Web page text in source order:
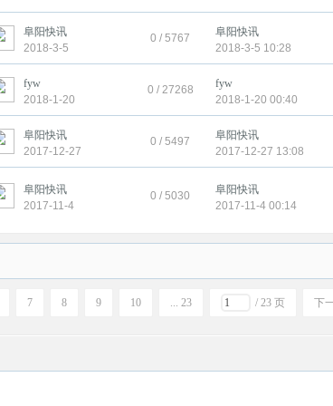
阜阳快讯
2018-3-5
0 / 5767
阜阳快讯
2018-3-5 10:28
fyw
2018-1-20
0 / 27268
fyw
2018-1-20 00:40
阜阳快讯
2017-12-27
0 / 5497
阜阳快讯
2017-12-27 13:08
阜阳快讯
2017-11-4
0 / 5030
阜阳快讯
2017-11-4 00:14
7 8 9 10 ... 23 / 23 页 下